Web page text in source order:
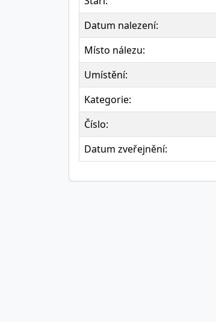
Datum nalezení:
Místo nálezu:
Umístění:
Kategorie:
Číslo:
Datum zveřejnění: